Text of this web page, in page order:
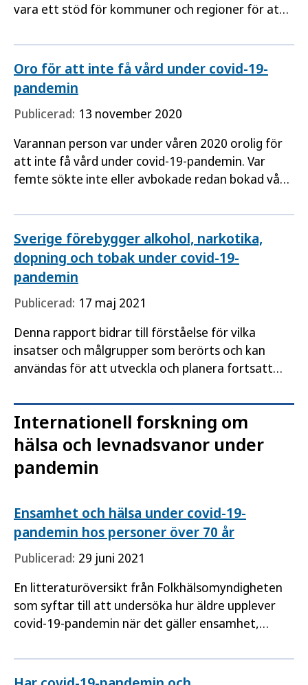
vara ett stöd för kommuner och regioner för att
pandemin och…
Oro för att inte få vård under covid-19-
pandemin
Publicerad: 13 november 2020
Varannan person var under våren 2020 orolig för
att inte få vård under covid-19-pandemin. Var
femte sökte inte eller avbokade redan bokad vård
Folkhälsomyndigheten…
Sverige förebygger alkohol, narkotika,
dopning och tobak under covid-19-
pandemin
Publicerad: 17 maj 2021
Denna rapport bidrar till förståelse för vilka
insatser och målgrupper som berörts och kan
användas för att utveckla och planera fortsatt
och arbete inom tillsynsverksamheter…
Internationell forskning om
hälsa och levnadsvanor under
pandemin
Ensamhet och hälsa under covid-19-
pandemin hos personer över 70 år
Publicerad: 29 juni 2021
En litteraturöversikt från Folkhälsomyndigheten
som syftar till att undersöka hur äldre upplever
covid-19-pandemin när det gäller ensamhet,
åtgärder för att…